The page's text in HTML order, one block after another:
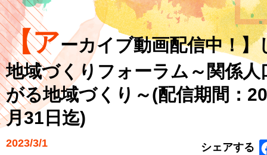
【アーカイブ動画配信中！】
地域づくりフォーラム～関係人
がる地域づくり～(配信期間：
月31日迄)
2023/3/1 シェアする